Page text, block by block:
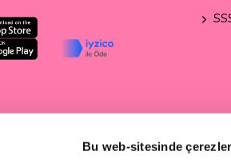
Bu web-sitesinde